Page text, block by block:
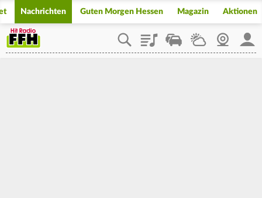
Nachrichten Guten Morgen Hessen Magazin Aktionen
PlaylistStaupilotWetterWebcam